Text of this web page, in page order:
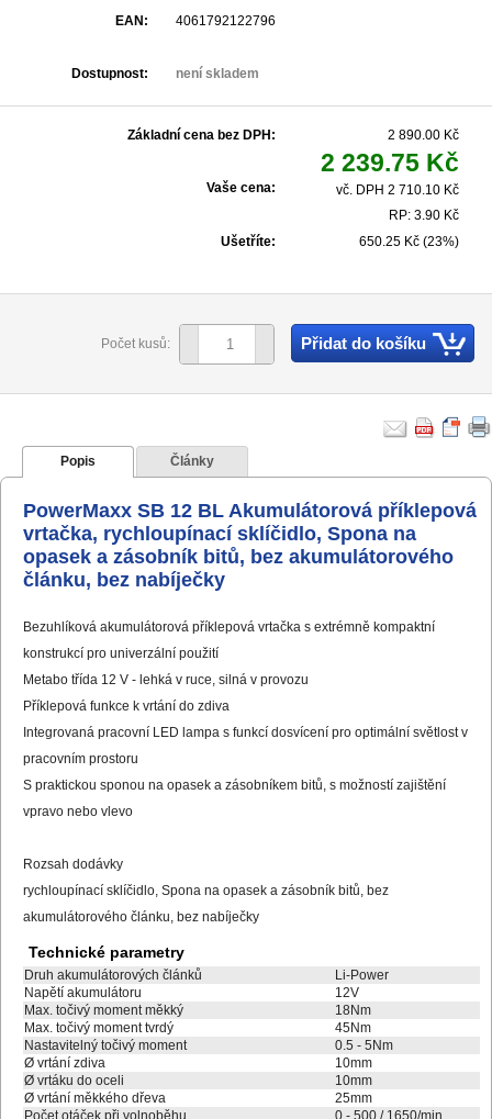
EAN:
4061792122796
Dostupnost: není skladem
Základní cena bez DPH: 2 890.00 Kč
Vaše cena:
2 239.75 Kč
vč. DPH 2 710.10 Kč
RP: 3.90 Kč
Ušetříte:
650.25 Kč (23%)
Počet kusů: Přidat do košíku
Popis Články
PowerMaxx SB 12 BL Akumulátorová příklepová
vrtačka, rychloupínací sklíčidlo, Spona na
opasek a zásobník bitů, bez akumulátorového
článku, bez nabíječky
Bezuhlíková akumulátorová příklepová vrtačka s extrémně kompaktní
konstrukcí pro univerzální použití
Metabo třída 12 V - lehká v ruce, silná v provozu
Příklepová funkce k vrtání do zdiva
Integrovaná pracovní LED lampa s funkcí dosvícení pro optimální světlost v
pracovním prostoru
S praktickou sponou na opasek a zásobníkem bitů, s možností zajištění
vpravo nebo vlevo
Rozsah dodávky
rychloupínací sklíčidlo, Spona na opasek a zásobník bitů, bez
akumulátorového článku, bez nabíječky
Technické parametry
Druh akumulátorových článků
Li-Power
Napětí akumulátoru
12V
Max. točivý moment měkký
18Nm
Max. točivý moment tvrdý
45Nm
Nastavitelný točivý moment
0.5 - 5Nm
Ø vrtání zdiva
10mm
Ø vrtáku do oceli
10mm
Ø vrtání měkkého dřeva
25mm
Počet otáček při volnoběhu
0 - 500 / 1650/min